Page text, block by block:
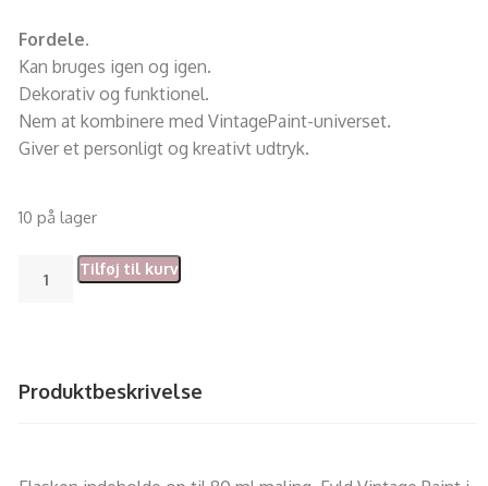
Fordele.
Kan bruges igen og igen.
Dekorativ og funktionel.
Nem at kombinere med VintagePaint-universet.
Giver et personligt og kreativt udtryk.
10 på lager
Tilføj til kurv
Produktbeskrivelse